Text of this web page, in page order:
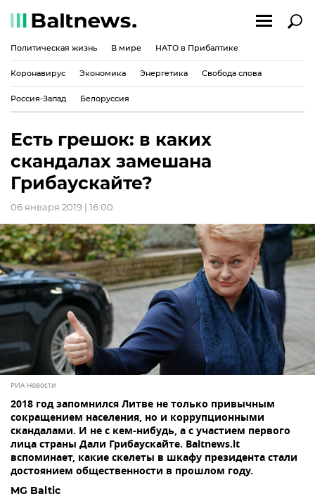
Политическая жизнь В мире НАТО в Прибалтике
Коронавирус Экономика Энергетика Свобода слова
Россия-Запад Белоруссия
Есть грешок: в каких
скандалах замешана
Грибаускайте?
06 января 2019 | 16:00
РИА Новости
2018 год запомнился Литве не только привычным
сокращением населения, но и коррупционными
скандалами. И не с кем-нибудь, а с участием первого
лица страны Дали Грибаускайте. Baltnews.lt
вспоминает, какие скелеты в шкафу президента стали
достоянием общественности в прошлом году.
MG Baltic